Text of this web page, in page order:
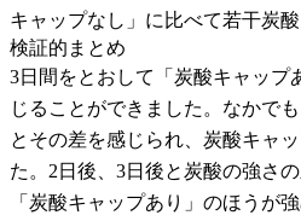
キャップなし」に比べて若干炭
検証的まとめ
3日間をとおして「炭酸キャップ
じることができました。なかで
とその差を感じられ、炭酸キャ
た。2日後、3日後と炭酸の強さ
「炭酸キャップあり」のほうが